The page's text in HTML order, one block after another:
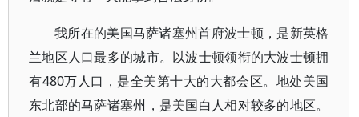
我所在的美国马萨诸塞州首府波士顿，是新英格
兰地区人口最多的城市。以波士顿领衔的大波士顿拥
有480万人口，是全美第十大的大都会区。地处美国
东北部的马萨诸塞州，是美国白人相对较多的地区。